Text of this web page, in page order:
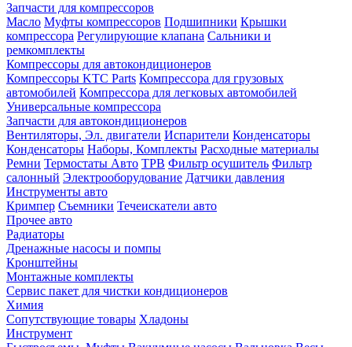
Запчасти для компрессоров
Масло Муфты компрессоров Подшипники Крышки
компрессора Регулирующие клапана Сальники и
ремкомплекты
Компрессоры для автокондиционеров
Компрессоры KTC Parts Компрессора для грузовых
автомобилей Компрессора для легковых автомобилей
Универсальные компрессора
Запчасти для автокондиционеров
Вентиляторы, Эл. двигатели Испарители Конденсаторы
Конденсаторы Наборы, Комплекты Расходные материалы
Ремни Термостаты Авто ТРВ Фильтр осушитель Фильтр
салонный Электрооборудование Датчики давления
Инструменты авто
Кримпер Съемники Течеискатели авто
Прочее авто
Радиаторы
Дренажные насосы и помпы
Кронштейны
Монтажные комплекты
Сервис пакет для чистки кондиционеров
Химия
Сопутствующие товары Хладоны
Инструмент